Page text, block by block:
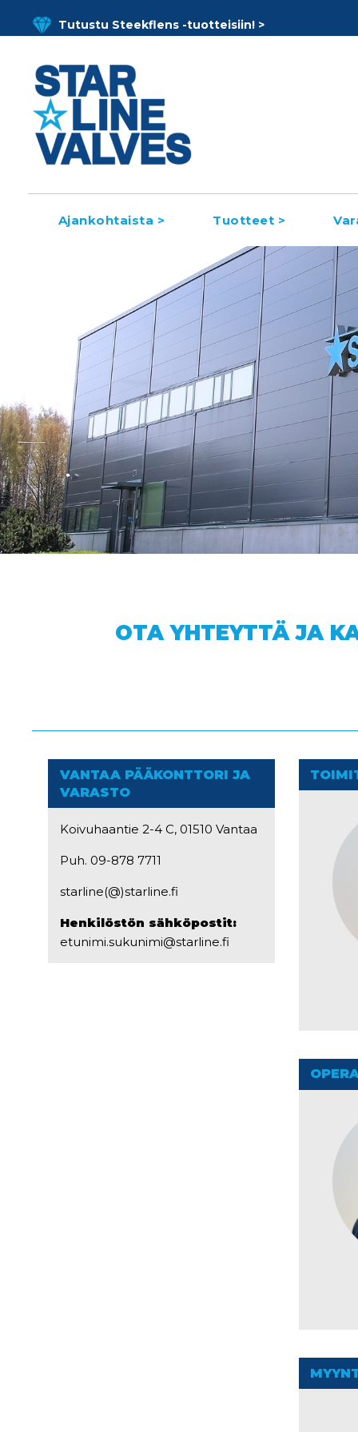
content
Tutustu Steekflens -tuotteisiin! >
Ajankohtaista > Tuotteet >
OTA YHTEYTTÄ JA
VANTAA PÄÄKONTTORI JA
VARASTO
Koivuhaantie 2-4 C, 01510 Vantaa
Puh. 09-878 7711
starline(@)starline.fi
Henkilöstön sähköpostit:
etunimi.sukunimi@starline.fi